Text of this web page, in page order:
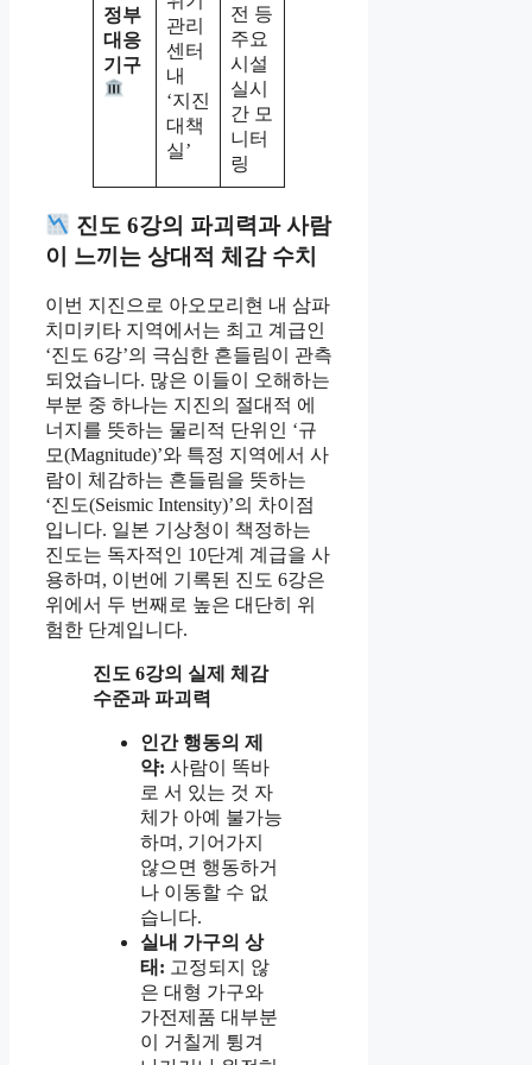
정부
대응
기구
관리
센터
내
‘지진
대책
실’
전 등
주요
시설
실시
간 모
니터
링
진도 6강의 파괴력과 사람
이 느끼는 상대적 체감 수치
이번 지진으로 아오모리현 내 삼파
치미키타 지역에서는 최고 계급인
‘진도 6강’의 극심한 흔들림이 관측
되었습니다. 많은 이들이 오해하는
부분 중 하나는 지진의 절대적 에
너지를 뜻하는 물리적 단위인 ‘규
모(Magnitude)’와 특정 지역에서 사
람이 체감하는 흔들림을 뜻하는
‘진도(Seismic Intensity)’의 차이점
입니다. 일본 기상청이 책정하는
진도는 독자적인 10단계 계급을 사
용하며, 이번에 기록된 진도 6강은
위에서 두 번째로 높은 대단히 위
험한 단계입니다.
진도 6강의 실제 체감
수준과 파괴력
인간 행동의 제
약: 사람이 똑바
로 서 있는 것 자
체가 아예 불가능
하며, 기어가지
않으면 행동하거
나 이동할 수 없
습니다.
실내 가구의 상
태: 고정되지 않
은 대형 가구와
가전제품 대부분
이 거칠게 튕겨